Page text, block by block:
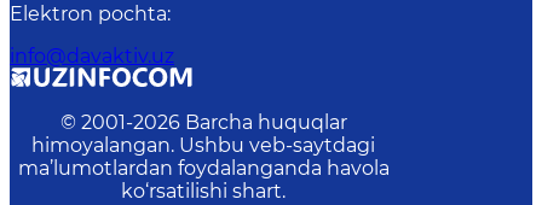
Elektron pochta:
info@davaktiv.uz
© 2001-2026 Barcha huquqlar
himoyalangan. Ushbu veb-saytdagi
ma’lumotlardan foydalanganda havola
ko‘rsatilishi shart.